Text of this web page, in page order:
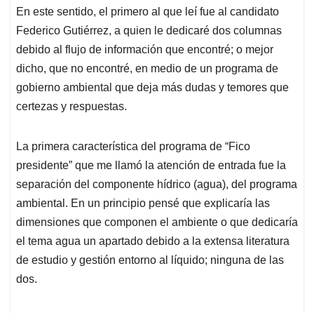
En este sentido, el primero al que leí fue al candidato
Federico Gutiérrez, a quien le dedicaré dos columnas
debido al flujo de información que encontré; o mejor
dicho, que no encontré, en medio de un programa de
gobierno ambiental que deja más dudas y temores que
certezas y respuestas.
La primera característica del programa de “Fico
presidente” que me llamó la atención de entrada fue la
separación del componente hídrico (agua), del programa
ambiental. En un principio pensé que explicaría las
dimensiones que componen el ambiente o que dedicaría
el tema agua un apartado debido a la extensa literatura
de estudio y gestión entorno al líquido; ninguna de las
dos.